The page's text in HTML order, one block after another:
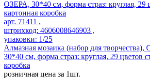
арт. 71411 ,
штрихкод: 4606008646903 ,
упаковки: 1/25
Алмазная мозаика (набор для
30*40 см, форма страз: круглая, 29 цветов
коробка
розничная цена за 1шт.